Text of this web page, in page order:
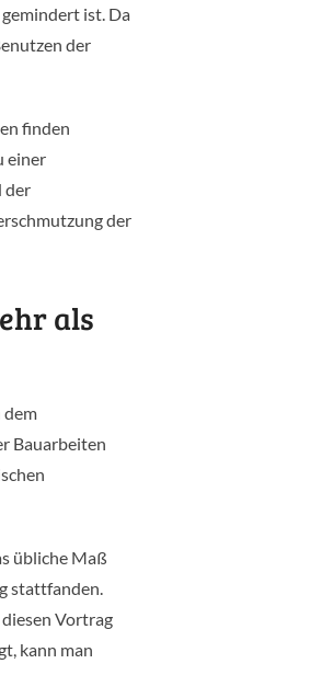
ist. Da
der
finden
einer
der
der
als
dem
Bauarbeiten
übliche Maß
stattfanden.
Vortrag
kann man